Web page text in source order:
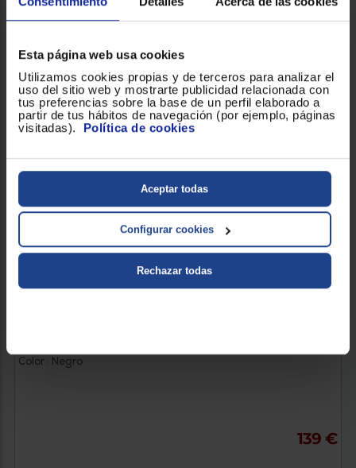
Esta página web usa cookies
Utilizamos cookies propias y de terceros para analizar el
uso del sitio web y mostrarte publicidad relacionada con
tus preferencias sobre la base de un perfil elaborado a
partir de tus hábitos de navegación (por ejemplo, páginas
visitadas). Política de cookies
Aceptar todas
Configurar cookies
Rechazar todas
Color : Negro
139 €